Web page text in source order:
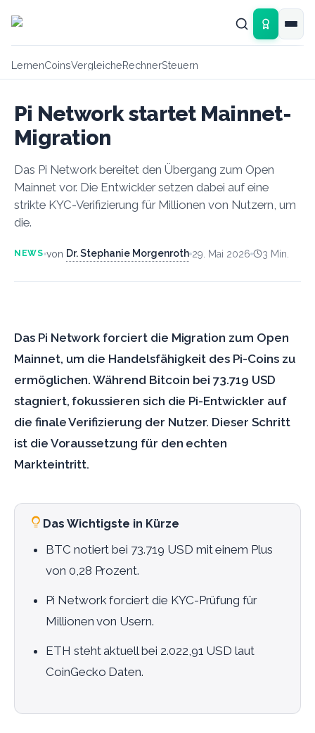
LernenCoinsVergleicheRechnerSteuern
Pi Network startet Mainnet-
Migration
Das Pi Network bereitet den Übergang zum Open
Mainnet vor. Die Entwickler setzen dabei auf eine
strikte KYC-Verifizierung für Millionen von Nutzern, um
die.
NEWS von Dr. Stephanie Morgenroth 29. Mai 2026 3 Min.
Das Pi Network forciert die Migration zum Open
Mainnet, um die Handelsfähigkeit des Pi-Coins zu
ermöglichen. Während Bitcoin bei 73.719 USD
stagniert, fokussieren sich die Pi-Entwickler auf
die finale Verifizierung der Nutzer. Dieser Schritt
ist die Voraussetzung für den echten
Markteintritt.
Das Wichtigste in Kürze
BTC notiert bei 73.719 USD mit einem Plus
von 0,28 Prozent.
Pi Network forciert die KYC-Prüfung für
Millionen von Usern.
ETH steht aktuell bei 2.022,91 USD laut
CoinGecko Daten.